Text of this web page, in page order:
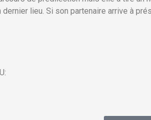
lieu. Si son partenaire arrive à